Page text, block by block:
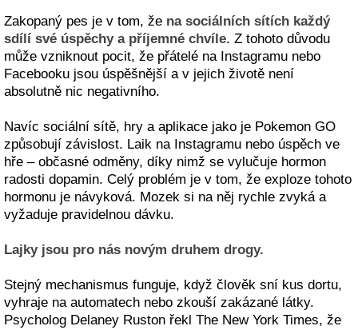
Zakopaný pes je v tom, že na sociálních sítích každý
sdílí své úspěchy a příjemné chvíle. Z tohoto důvodu
může vzniknout pocit, že přátelé na Instagramu nebo
Facebooku jsou úspěšnější a v jejich životě není
absolutně nic negativního.
Navíc sociální sítě, hry a aplikace jako je Pokemon GO
způsobují závislost. Laik na Instagramu nebo úspěch ve
hře – občasné odměny, díky nimž se vylučuje hormon
radosti dopamin. Celý problém je v tom, že exploze tohoto
hormonu je návyková. Mozek si na něj rychle zvyká a
vyžaduje pravidelnou dávku.
Lajky jsou pro nás novým druhem drogy.
Stejný mechanismus funguje, když člověk sní kus dortu,
vyhraje na automatech nebo zkouší zakázané látky.
Psycholog Delaney Ruston řekl The New York Times, že